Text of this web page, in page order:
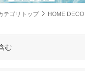
テゴリトップ HOME DECO
む